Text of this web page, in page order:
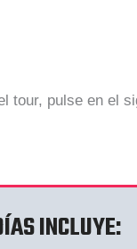
tour, pulse en el
INCLUYE: